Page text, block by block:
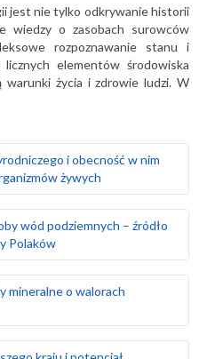
jest nie tylko odkrywanie historii
wiedzy o zasobach surowców
rozpoznawanie stanu i
licznych elementów środowiska
warunki życia i zdrowie ludzi. W
i obecność w nim
żywych
człowieka
wód
oraz osadów
gruntowo-wodne w rejonie
dla środowiska
przemysłowe, magazyny
jednostki wojskowe
wód podziemnych – źródło
Polaków
całego kraju
zasobów wód
rezerwy i wyznaczamy obszary
mineralne o walorach